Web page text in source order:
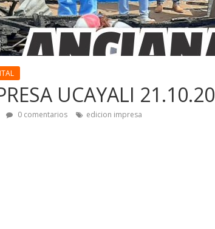
UCAYALI 21.10.20
0 comentarios edicion impresa